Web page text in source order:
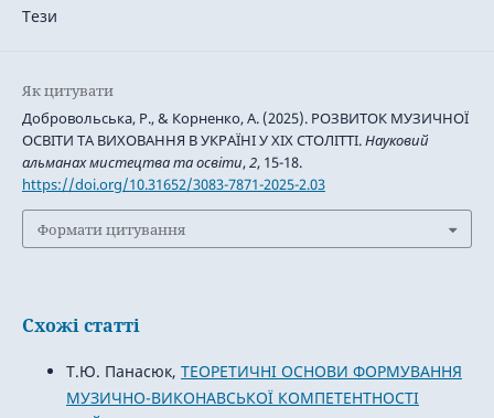
Тези
Як цитувати
Добровольська, Р., & Корненко, А. (2025). РОЗВИТОК МУЗИЧНОЇ
ОСВІТИ ТА ВИХОВАННЯ В УКРАЇНІ У ХІХ СТОЛІТТІ.Науковий
альманах мистецтва та освіти,2, 15-18.
https://doi.org/10.31652/3083-7871-2025-2.03
Формати цитування
Схожі статті
Т.Ю. Панасюк, ТЕОРЕТИЧНІ ОСНОВИ ФОРМУВАННЯ
МУЗИЧНО-ВИКОНАВСЬКОЇ КОМПЕТЕНТНОСТІ